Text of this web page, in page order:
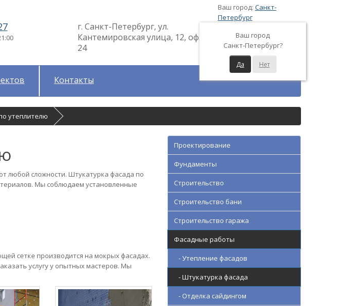
г. Санкт-Петербург, ул.
Кантемировская улица, 12, оф.
24
Ваш город: Санкт-
Петербург
Ваш город
Санкт-Петербург?
Да Нет
Контакты
утеплителю
любой сложности. Штукатурка фасада по
Мы соблюдаем установленные
сетке производится на мокрых фасадах.
услугу у опытных мастеров. Мы
Проектирование
Фундаменты
Строительство
Строительство бани
Строительство гаража
Фасадные работы
- Утепление фасадов
- Штукатурка фасада
- Отделка сайдингом